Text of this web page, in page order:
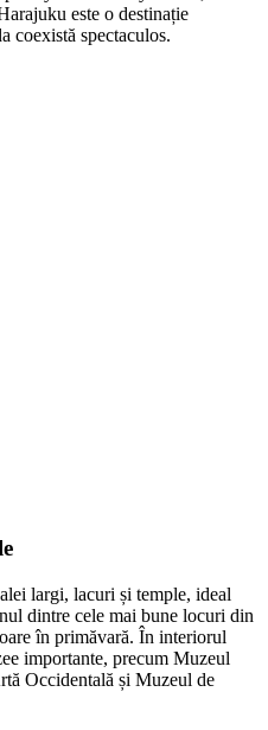
este o destinație
coexistă spectaculos.
largi, lacuri și temple, ideal
dintre cele mai bune locuri din
în primăvară. În interiorul
importante, precum Muzeul
Occidentală și Muzeul de